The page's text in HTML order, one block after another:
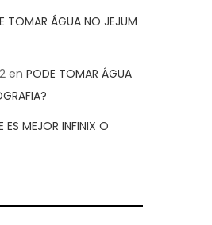
TOMAR ÁGUA NO JEJUM
en PODE TOMAR ÁGUA
ES MEJOR INFINIX O